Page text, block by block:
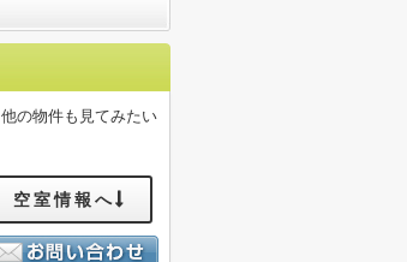
の物件も見てみたい
空室情報へ